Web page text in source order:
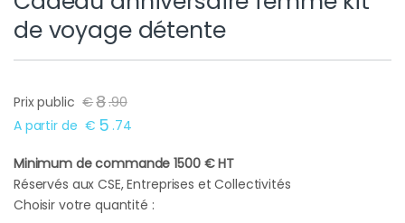
de voyage détente
Prix public €8.90
A partir de € 5 .74
Minimum de commande 1500 € HT
Réservés aux CSE, Entreprises et Collectivités
Choisir votre quantité :